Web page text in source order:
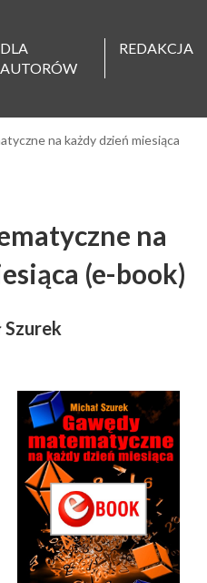
DLA
AUTORÓW
REDAKCJA
na każdy dzień miesiąca
na
(e-book)
Szurek